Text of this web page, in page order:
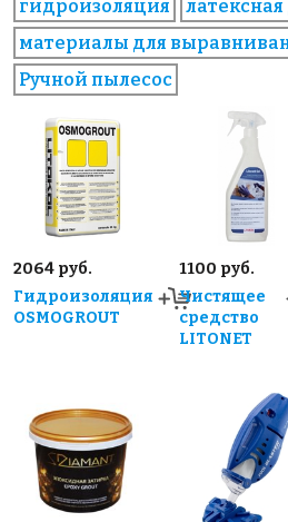
гидроизоляция
материалы для
Ручной пылесос
2064 руб.
Гидроизоляция
OSMOGROUT
1100 руб.
Чистящее
средство
LITONET